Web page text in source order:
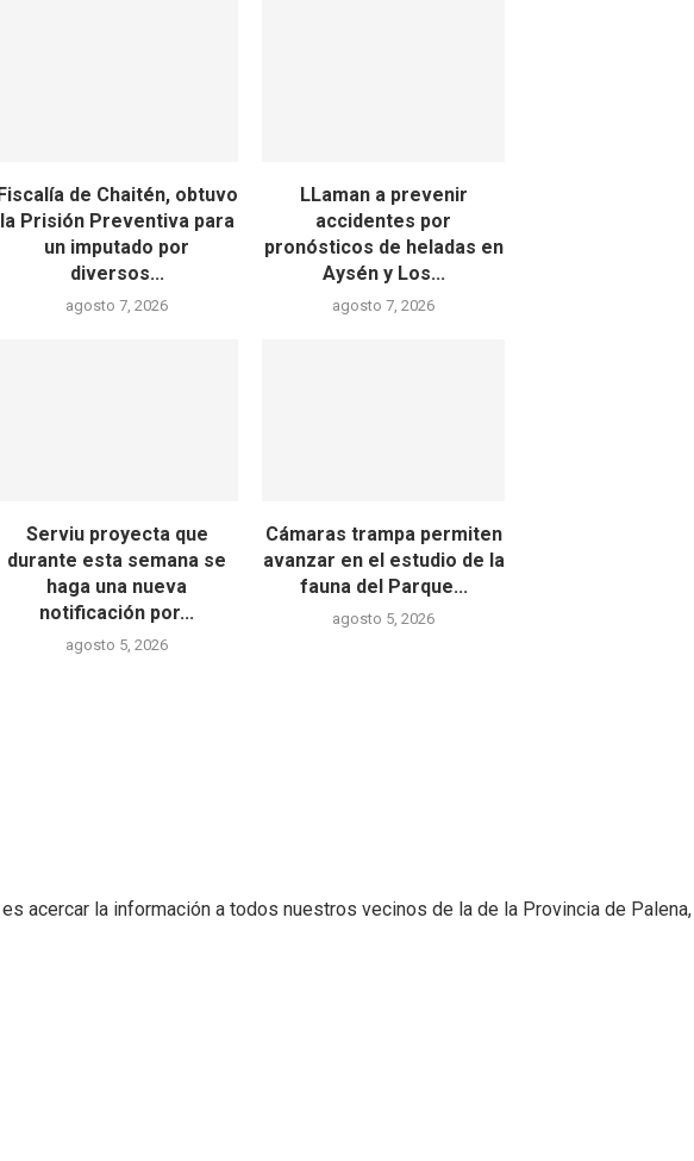
de Chaitén, obtuvo
la Prisión Preventiva para
un imputado por
diversos...
agosto 7, 2026
LLaman a prevenir
accidentes por
pronósticos de heladas en
Aysén y Los...
agosto 7, 2026
Serviu proyecta que
durante esta semana se
haga una nueva
notificación por...
agosto 5, 2026
Cámaras trampa permiten
avanzar en el estudio de la
fauna del Parque...
agosto 5, 2026
acercar la información a todos nuestros vecinos de la de la Provincia de